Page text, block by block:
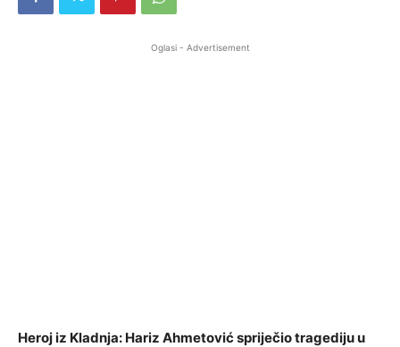
Oglasi - Advertisement
Heroj iz Kladnja: Hariz Ahmetović spriječio tragediju u